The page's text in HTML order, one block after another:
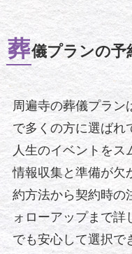
葬儀プランの予
周遍寺の葬儀プラン
で多くの方に選ばれ
人生のイベントをス
情報収集と準備が欠
約方法から契約時の
ォローアップまで詳
でも安心して選択で